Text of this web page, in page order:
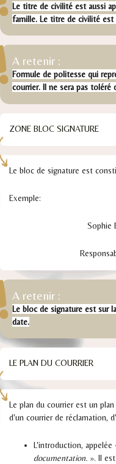
Le titre de civilité est aussi
famille. Le titre de civilité est
A retenir :
Formule de politesse qui
courrier. Il ne sera pas toléré
ZONE BLOC SIGNATURE
Le bloc de signature est
Exemple:
Sophie
Responsable de
A retenir :
Le bloc de signature est sur
date.
LE PLAN DU COURRIER
Le plan du courrier est un
d'un courrier de réclamation,
L'introduction, appelée
documentation. ». Il